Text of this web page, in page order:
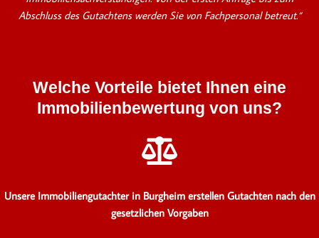
Abschluss des Gutachtens werden Sie von Fachpersonal betreut.“
Welche Vorteile bietet Ihnen eine
Immobilienbewertung von uns?
Unsere Immobiliengutachter in Burgheim erstellen Gutachten nach den
gesetzlichen Vorgaben